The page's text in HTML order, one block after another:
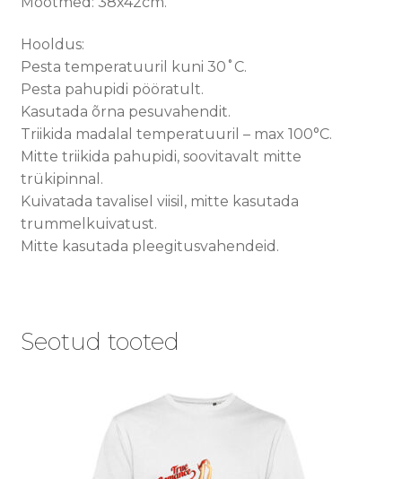
Hooldus:
Pesta temperatuuril kuni 30˚C.
Pesta pahupidi pööratult.
Kasutada õrna pesuvahendit.
Triikida madalal temperatuuril – max 100°C.
Mitte triikida pahupidi, soovitavalt mitte
trükipinnal.
Kuivatada tavalisel viisil, mitte kasutada
trummelkuivatust.
Mitte kasutada pleegitusvahendeid.
Seotud tooted